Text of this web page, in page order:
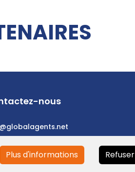
nous
Plus d'informations Refuser